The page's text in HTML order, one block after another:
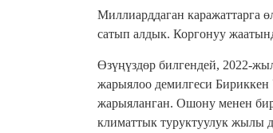
Миллиарддаган каражаттарга
сатып алдык. Коргонуу
Өзүңүздөр билгендей, 2022-
жарыялоо демилгеси
жарыяланган. Ошону менен
климаттык туруктуулук жылы